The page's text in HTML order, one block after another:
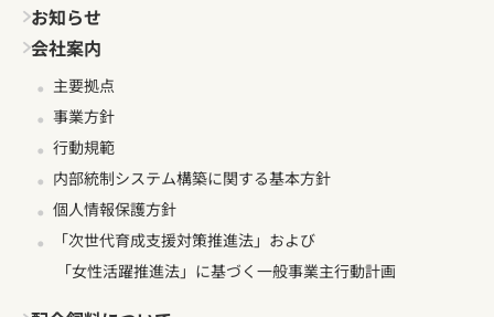
お知らせ
会社案内
主要拠点
事業方針
行動規範
内部統制システム構築に関する基本方針
個人情報保護方針
「次世代育成支援対策推進法」および
「女性活躍推進法」に基づく一般事業主行動計画